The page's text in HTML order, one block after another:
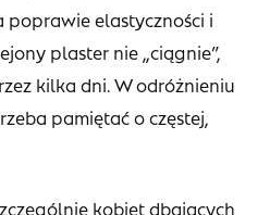
poprawie elastyczności i
plaster nie „ciągnie”,
kilka dni. W odróżnieniu
pamiętać o częstej,
kobiet dbających